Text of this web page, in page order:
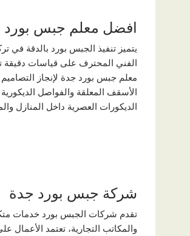
افضل معلم جبس بورد
يتميز تنفيذ الجبس بورد بالدقة في
الفني المحترف على قياسات دقيقة
معلم جبس بورد جدة لإنجاز
الأسقف المعلقة والفواصل
الديكورات العصرية داخل المنازل
شركة جبس بورد جدة
تقدم شركات الجبس بورد خدمات
والمكاتب التجارية، تعتمد